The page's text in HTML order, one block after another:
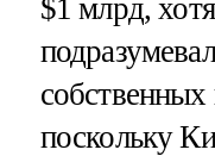
$1 млрд,
поскольку